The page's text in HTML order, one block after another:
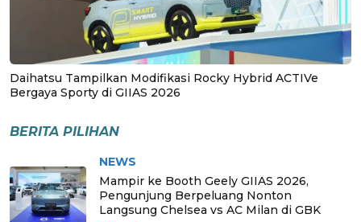
Daihatsu Tampilkan Modifikasi Rocky Hybrid ACTIVe
Bergaya Sporty di GIIAS 2026
BERITA PILIHAN
NEWS
Mampir ke Booth Geely GIIAS 2026,
Pengunjung Berpeluang Nonton
Langsung Chelsea vs AC Milan di GBK